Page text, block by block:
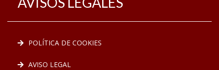
POLÍTICA DE COOKIES
AVISO LEGAL